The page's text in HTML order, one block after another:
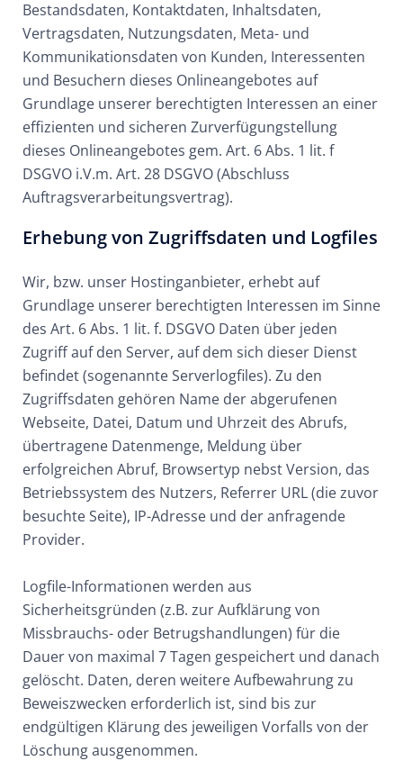
Bestandsdaten, Kontaktdaten, Inhaltsdaten,
Vertragsdaten, Nutzungsdaten, Meta- und
Kommunikationsdaten von Kunden, Interessenten
und Besuchern dieses Onlineangebotes auf
Grundlage unserer berechtigten Interessen an einer
effizienten und sicheren Zurverfügungstellung
dieses Onlineangebotes gem. Art. 6 Abs. 1 lit. f
DSGVO i.V.m. Art. 28 DSGVO (Abschluss
Auftragsverarbeitungsvertrag).
Erhebung von Zugriffsdaten und Logfiles
Wir, bzw. unser Hostinganbieter, erhebt auf
Grundlage unserer berechtigten Interessen im Sinne
des Art. 6 Abs. 1 lit. f. DSGVO Daten über jeden
Zugriff auf den Server, auf dem sich dieser Dienst
befindet (sogenannte Serverlogfiles). Zu den
Zugriffsdaten gehören Name der abgerufenen
Webseite, Datei, Datum und Uhrzeit des Abrufs,
übertragene Datenmenge, Meldung über
erfolgreichen Abruf, Browsertyp nebst Version, das
Betriebssystem des Nutzers, Referrer URL (die zuvor
besuchte Seite), IP-Adresse und der anfragende
Provider.
Logfile-Informationen werden aus
Sicherheitsgründen (z.B. zur Aufklärung von
Missbrauchs- oder Betrugshandlungen) für die
Dauer von maximal 7 Tagen gespeichert und danach
gelöscht. Daten, deren weitere Aufbewahrung zu
Beweiszwecken erforderlich ist, sind bis zur
endgültigen Klärung des jeweiligen Vorfalls von der
Löschung ausgenommen.